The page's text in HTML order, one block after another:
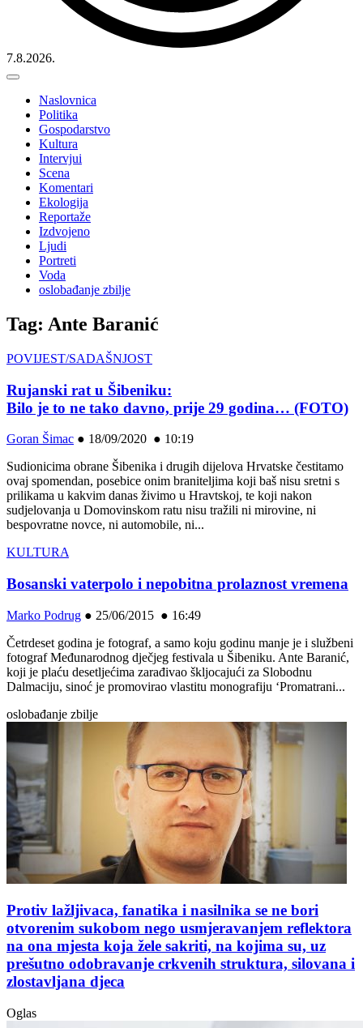
7.8.2026.
Naslovnica
Politika
Gospodarstvo
Kultura
Intervjui
Scena
Komentari
Ekologija
Reportaže
Izdvojeno
Ljudi
Portreti
Voda
oslobađanje zbilje
Tag: Ante Baranić
POVIJEST/SADAŠNJOST
Rujanski rat u Šibeniku:
Bilo je to ne tako davno, prije 29 godina… (FOTO)
Goran Šimac ● 18/09/2020 ● 10:19
Sudionicima obrane Šibenika i drugih dijelova Hrvatske čestitamo
ovaj spomendan, posebice onim braniteljima koji baš nisu sretni s
prilikama u kakvim danas živimo u Hravtskoj, te koji nakon
sudjelovanja u Domovinskom ratu nisu tražili ni mirovine, ni
bespovratne novce, ni automobile, ni...
KULTURA
Bosanski vaterpolo i nepobitna prolaznost vremena
Marko Podrug ● 25/06/2015 ● 16:49
Četrdeset godina je fotograf, a samo koju godinu manje je i službeni
fotograf Međunarodnog dječjeg festivala u Šibeniku. Ante Baranić,
koji je plaću desetljećima zarađivao škljocajući za Slobodnu
Dalmaciju, sinoć je promovirao vlastitu monografiju ‘Promatrani...
oslobađanje zbilje
Protiv lažljivaca, fanatika i nasilnika se ne bori
otvorenim sukobom nego usmjeravanjem reflektora
na ona mjesta koja žele sakriti, na kojima su, uz
prešutno odobravanje crkvenih struktura, silovana i
zlostavljana djeca
Oglas